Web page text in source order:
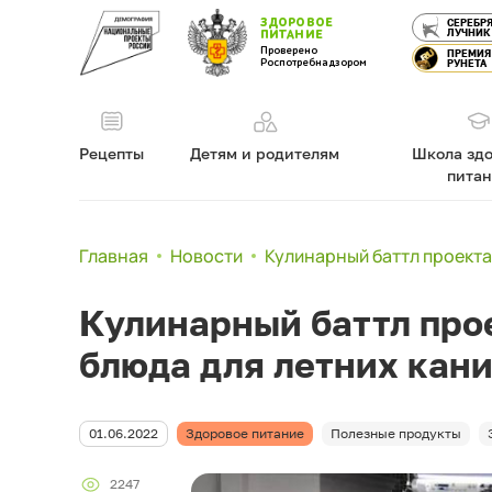
ЗДОРОВОЕ
ПИТАНИЕ
Проверено
Роспотребнадзором
ЛУЧНИК
ПРЕМИЯ
РУНЕТА
Рецепты Детям и родителям
Школа
Главная Новости Кулинарный баттл
Кулинарный баттл
блюда для летних
01.06.2022 Здоровое питание Полезные продукты
2247